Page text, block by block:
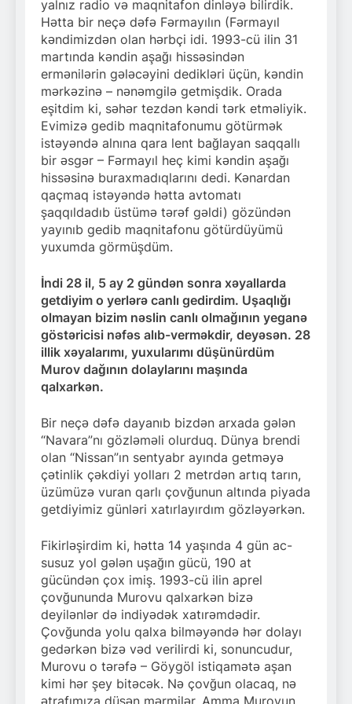
yalnız radio və maqnitafon dinləyə bilirdik.
Hətta bir neçə dəfə Fərmayılın (Fərmayıl
kəndimizdən olan hərbçi idi. 1993-cü ilin 31
martında kəndin aşağı hissəsindən
ermənilərin gələcəyini dedikləri üçün, kəndin
mərkəzinə – nənəmgilə getmişdik. Orada
eşitdim ki, səhər tezdən kəndi tərk etməliyik.
Evimizə gedib maqnitafonumu götürmək
istəyəndə alnına qara lent bağlayan saqqallı
bir əsgər – Fərmayıl heç kimi kəndin aşağı
hissəsinə buraxmadıqlarını dedi. Kənardan
qaçmaq istəyəndə hətta avtomatı
şaqqıldadıb üstümə tərəf gəldi) gözündən
yayınıb gedib maqnitafonu götürdüyümü
yuxumda görmüşdüm.
İndi 28 il, 5 ay 2 gündən sonra xəyallarda
getdiyim o yerlərə canlı gedirdim. Uşaqlığı
olmayan bizim nəslin canlı olmağının yeganə
göstəricisi nəfəs alıb-verməkdir, deyəsən. 28
illik xəyalarımı, yuxularımı düşünürdüm
Murov dağının dolaylarını maşında
qalxarkən.
Bir neçə dəfə dayanıb bizdən arxada gələn
“Navara”nı gözləməli olurduq. Dünya brendi
olan “Nissan”ın sentyabr ayında getməyə
çətinlik çəkdiyi yolları 2 metrdən artıq tarın,
üzümüzə vuran qarlı çovğunun altında piyada
getdiyimiz günləri xatırlayırdım gözləyərkən.
Fikirləşirdim ki, hətta 14 yaşında 4 gün ac-
susuz yol gələn uşağın gücü, 190 at
gücündən çox imiş. 1993-cü ilin aprel
çovğununda Murovu qalxarkən bizə
deyilənlər də indiyədək xatırəmdədir.
Çovğunda yolu qalxa bilməyəndə hər dolayı
gedərkən bizə vəd verilirdi ki, sonuncudur,
Murovu o tərəfə – Göygöl istiqamətə aşan
kimi hər şey bitəcək. Nə çovğun olacaq, nə
ətrafımıza düşən mərmilər. Amma Murovun